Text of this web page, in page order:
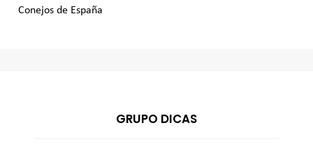
Conejos de España
GRUPO DICAS